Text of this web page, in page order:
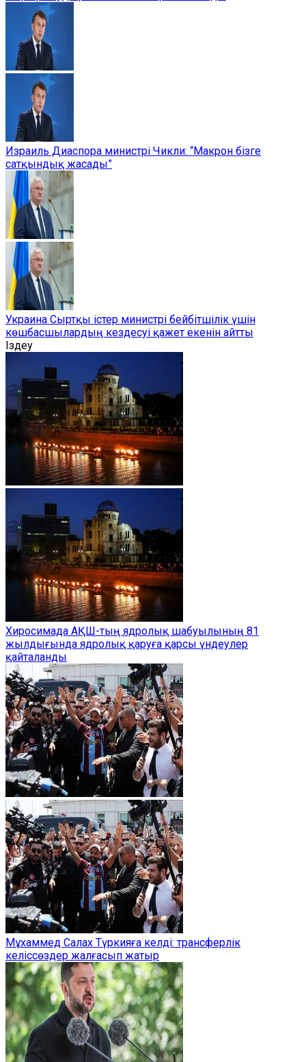
Израиль Диаспора министрі Чикли: “Макрон бізге
сатқындық жасады”
Украина Сыртқы істер министрі бейбітшілік үшін
көшбасшылардың кездесуі қажет екенін айтты
Іздеу
Хиросимада АҚШ-тың ядролық шабуылының 81
жылдығында ядролық қаруға қарсы үндеулер
қайталанды
Мұхаммед Салах Түркияға келді: трансферлік
келіссөздер жалғасып жатыр